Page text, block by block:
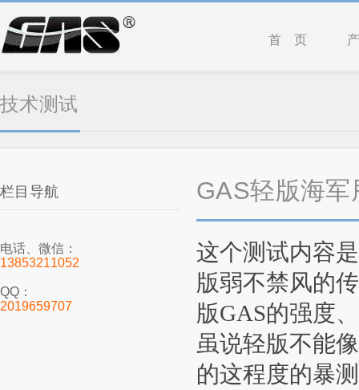
首 页
技术测试
栏目导航
电话、微信：
13853211052
QQ：
2019659707
GAS轻版海
这个测试内容
版弱不禁风的
版GAS的强度
虽说轻版不能
的这程度的暴